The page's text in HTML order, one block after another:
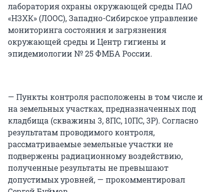
лаборатория охраны окружающей среды ПАО
«НЗХК» (ЛООС), Западно-Сибирское управление
мониторинга состояния и загрязнения
окружающей среды и Центр гигиены и
эпидемиологии № 25 ФМБА России.
— Пункты контроля расположены в том числе и
на земельных участках, предназначенных под
кладбища (скважины 3, 8ПС, 10ПС, 3Р). Согласно
результатам проводимого контроля,
рассматриваемые земельные участки не
подвержены радиационному воздействию,
полученные результаты не превышают
допустимых уровней, — прокомментировал